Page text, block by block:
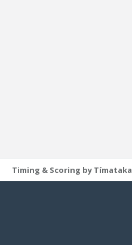
Timing & Scoring by Tímataka